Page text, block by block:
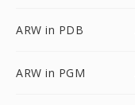
ARW in PDB
ARW in PGM